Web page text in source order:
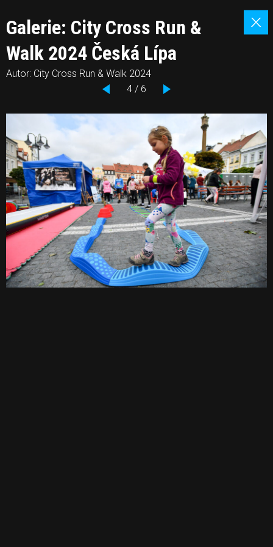
Galerie: City Cross Run &
Walk 2024 Česká Lípa
Autor: City Cross Run & Walk 2024
4 / 6